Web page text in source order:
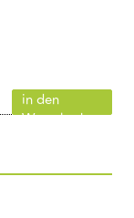
in den
Warenkorb